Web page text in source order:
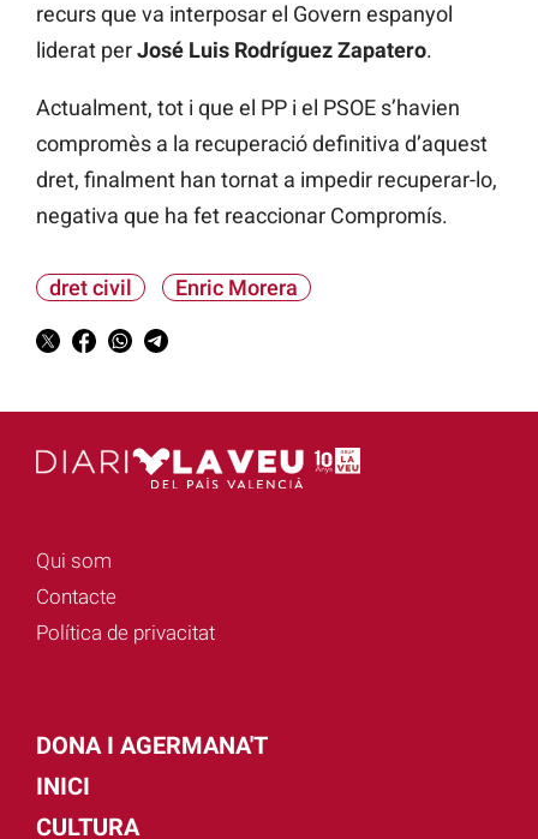
recurs que va interposar el Govern espanyol
liderat perJosé Luis Rodríguez Zapatero.
Actualment, tot i que el PP i el PSOE s’havien
compromès a la recuperació definitiva d’aquest
dret, finalment han tornat a impedir recuperar-lo,
negativa que ha fet reaccionar Compromís.
dret civil Enric Morera
Qui som
Contacte
Política de privacitat
DONA I AGERMANA'T
INICI
CULTURA